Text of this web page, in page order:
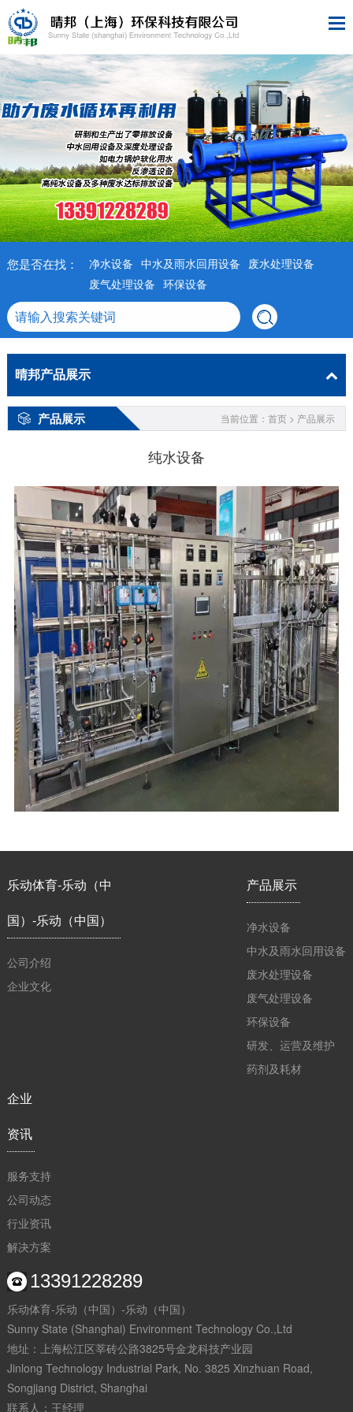
您是否在找： 净水设备 中水及雨水回用设备
废水处理设备
废气处理设备
环保设备
晴邦产品展示
产品展示 当前位置：首页 > 产品展示
纯水设备
乐动体育-乐动（中
国）-乐动（中国）
公司介绍
企业文化
产品展示
净水设备
中水及雨水回用设备
废水处理设备
废气处理设备
环保设备
研发、运营及维护
药剂及耗材
企业
资讯
服务支持
公司动态
行业资讯
解决方案
13391228289
乐动体育-乐动（中国）-乐动（中国）
Sunny State (Shanghai) Environment Technology Co.,Ltd
地址：上海松江区莘砖公路3825号金龙科技产业园
Jinlong Technology Industrial Park, No. 3825 Xinzhuan Road,
Songjiang District, Shanghai
联系人：王经理